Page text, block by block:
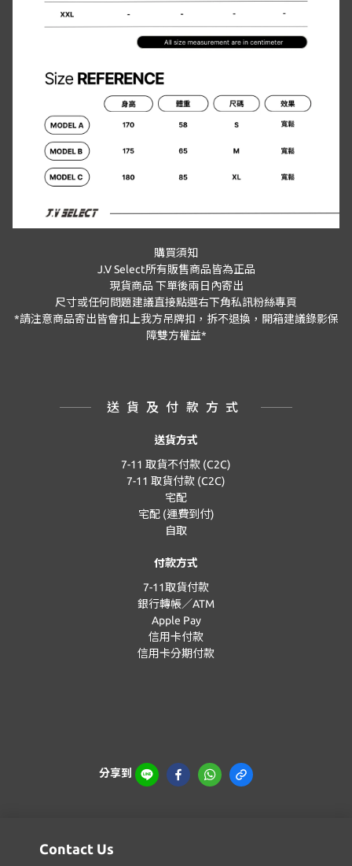
購買須知
J.V Select所有販售商品皆為正品
現貨商品 下單後兩日內寄出
尺寸或任何問題建議直接點選右下角私訊粉絲專頁
*請注意商品寄出皆會扣上我方吊牌扣，拆不退換，開箱建議錄影保
障雙方權益*
送貨及付款方式
送貨方式
7-11 取貨不付款 (C2C)
7-11 取貨付款 (C2C)
宅配
宅配 (運費到付)
自取
付款方式
7-11取貨付款
銀行轉帳／ATM
Apple Pay
信用卡付款
信用卡分期付款
分享到
Contact Us